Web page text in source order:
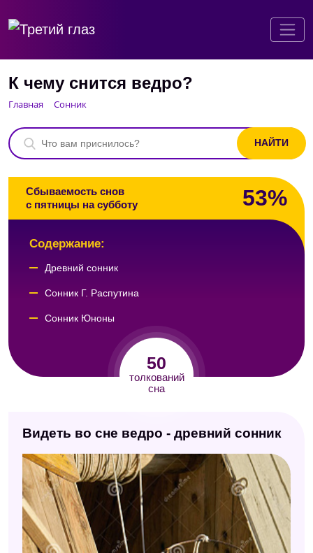
К чему снится ведро?
Главная Сонник
Сбываемость снов
с пятницы на субботу
53%
50
толкований
сна
Содержание:
Древний сонник
Сонник Г. Распутина
Сонник Юноны
Семейный сонник
Сонник Миллера
Сонник по алфавиту (Мельников)
Исламский сонник
Сонник ХХ века
Сонник Роммеля
Видеть во сне ведро - древний сонник